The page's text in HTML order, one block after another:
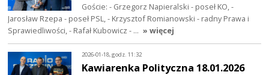
Goście: - Grzegorz Napieralski - poseł KO, -
Jarosław Rzepa - poseł PSL, - Krzysztof Romianowski - radny Prawa i
Sprawiedliwości, - Rafał Kubowicz - … » więcej
2026-01-18, godz. 11:32
Kawiarenka Polityczna 18.01.2026